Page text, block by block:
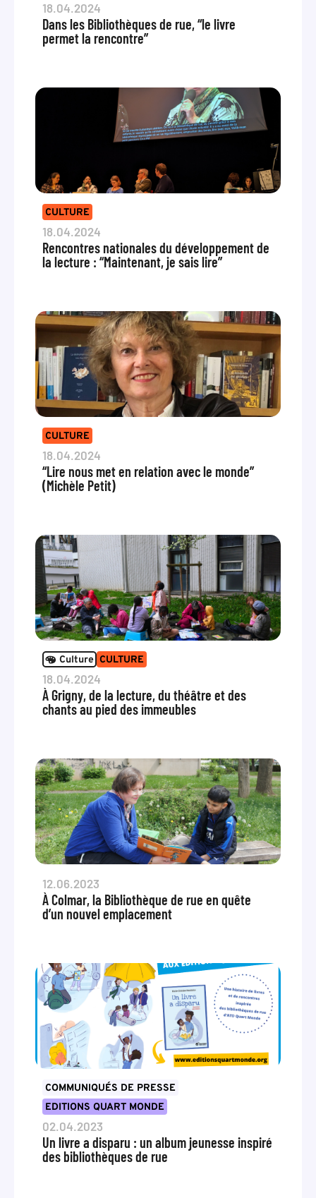
18.04.2024
Dans les Bibliothèques de rue, “le livre
permet la rencontre”
CULTURE
18.04.2024
Rencontres nationales du développement de
la lecture : “Maintenant, je sais lire”
CULTURE
18.04.2024
“Lire nous met en relation avec le monde”
(Michèle Petit)
Culture CULTURE
18.04.2024
À Grigny, de la lecture, du théâtre et des
chants au pied des immeubles
12.06.2023
À Colmar, la Bibliothèque de rue en quête
d’un nouvel emplacement
COMMUNIQUÉS DE PRESSE
EDITIONS QUART MONDE
02.04.2023
Un livre a disparu : un album jeunesse inspiré
des bibliothèques de rue